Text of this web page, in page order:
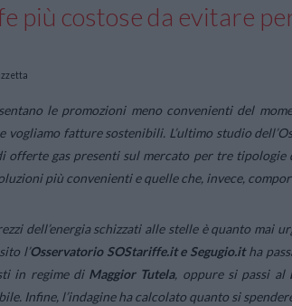
più costose da evitare
le promozioni meno convenienti del
vogliamo fatture sostenibili. L’ultimo studio
gas presenti sul mercato per tre tipologie
più convenienti e quelle che, invece,
dell’energia schizzati alle stelle è quanto mai
l’Osservatorio SOStariffe.it e Segugio.itha
in regime di Maggior Tutela, oppure si passi al
Infine, l’indagine ha calcolato quanto si